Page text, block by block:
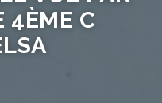
4ÈME C